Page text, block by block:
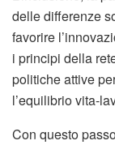
delle differenze
favorire
i principi della
politiche attive
l’equilibrio vita-
Con questo